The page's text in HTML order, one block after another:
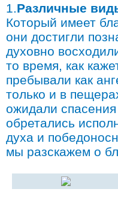
1.Различные
Который имеет
они достигли
духовно
то время, как
пребывали как
только и в
ожидали
обретались
духа и
мы разскажем о